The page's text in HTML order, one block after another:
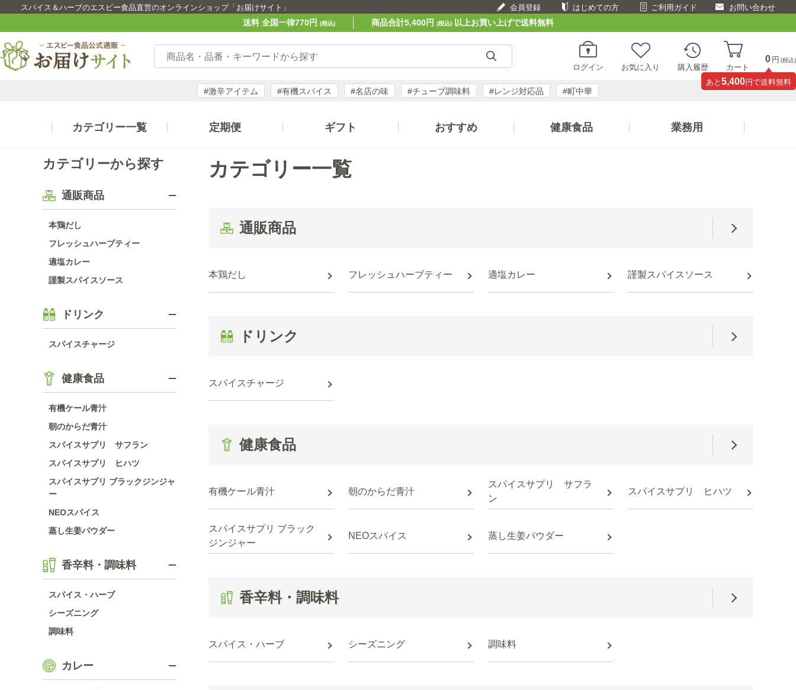
スパイス＆ハーブのエスビー食品直営のオンラインショップ「お届けサイト」 会員登録 はじめての方 ご利用ガイド お問い合わせ
送料 全国一律770円 (税込) 商品合計5,400円 (税込)以上お買い上げで送料無料
ログイン お気に入り 購入履歴 カート
0 円 (税込)
あと 5,400円で送料無料
#激辛アイテム #有機スパイス #名店の味 #チューブ調味料 #レンジ対応品 #町中華
カテゴリー一覧 定期便 ギフト おすすめ 健康食品 業務用
カテゴリーから探す
通販商品
本鶏だし
フレッシュハーブティー
適塩カレー
謹製スパイスソース
ドリンク
スパイスチャージ
健康食品
有機ケール青汁
朝のからだ青汁
スパイスサプリ サフラン
スパイスサプリ ヒハツ
スパイスサプリ ブラックジンジャ
ー
NEOスパイス
蒸し生姜パウダー
香辛料・調味料
スパイス・ハーブ
シーズニング
調味料
カレー
カテゴリー一覧
通販商品
本鶏だし フレッシュハーブティー 適塩カレー 謹製スパイスソース
ドリンク
スパイスチャージ
健康食品
有機ケール青汁 朝のからだ青汁
スパイスサプリ サフラ
ン
スパイスサプリ ヒハツ
スパイスサプリ ブラック
ジンジャー
NEOスパイス 蒸し生姜パウダー
香辛料・調味料
スパイス・ハーブ シーズニング 調味料